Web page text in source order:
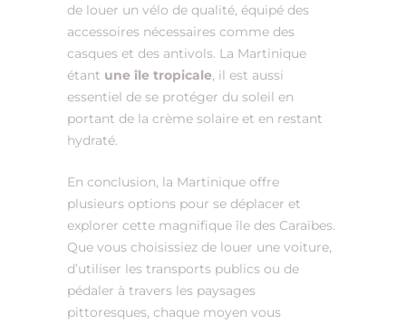
de louer un vélo de qualité, équipé des
accessoires nécessaires comme des
casques et des antivols. La Martinique
étant une île tropicale, il est aussi
essentiel de se protéger du soleil en
portant de la crème solaire et en restant
hydraté.
En conclusion, la Martinique offre
plusieurs options pour se déplacer et
explorer cette magnifique île des Caraïbes.
Que vous choisissiez de louer une voiture,
d’utiliser les transports publics ou de
pédaler à travers les paysages
pittoresques, chaque moyen vous